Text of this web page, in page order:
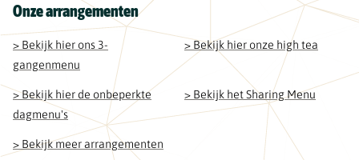
Onze arrangementen
> Bekijk hier ons 3-
gangenmenu
> Bekijk hier onze high tea
> Bekijk hier de onbeperkte
dagmenu's
> Bekijk het Sharing Menu
> Bekijk meer arrangementen